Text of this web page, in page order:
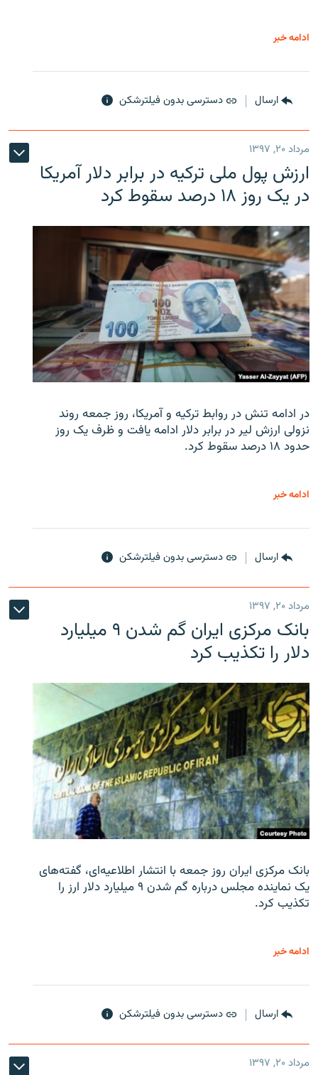
ادامه خبر
ارسال دسترسی بدون فیلترشکن
مرداد ۲۰, ۱۳۹۷
ارزش پول ملی ترکیه در برابر دلار آمریکا
در یک روز ۱۸ درصد سقوط کرد
در ادامه تنش در روابط ترکیه و آمریکا، روز جمعه روند
نزولی ارزش لیر در برابر دلار ادامه یافت و ظرف یک روز
حدود ۱۸ درصد سقوط کرد.
ادامه خبر
ارسال دسترسی بدون فیلترشکن
مرداد ۲۰, ۱۳۹۷
بانک مرکزی ایران گم شدن ۹ میلیارد
دلار را تکذیب کرد
بانک مرکزی ایران روز جمعه با انتشار اطلاعیه‌ای، گفته‌های
یک نماینده مجلس درباره گم شدن ۹ میلیارد دلار ارز را
تکذیب کرد.
ادامه خبر
ارسال دسترسی بدون فیلترشکن
مرداد ۲۰, ۱۳۹۷